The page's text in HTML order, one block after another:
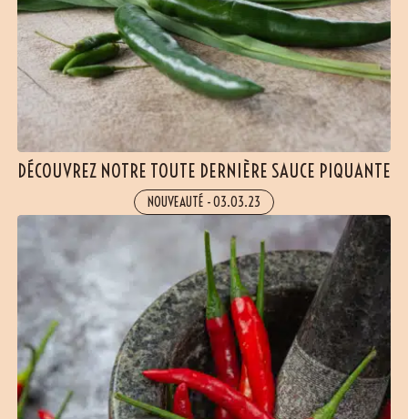
(6 avis)
DÉCOUVREZ NOTRE TOUTE DERNIÈRE SAUCE PIQUANTE
NOUVEAUTÉ -03.03.23